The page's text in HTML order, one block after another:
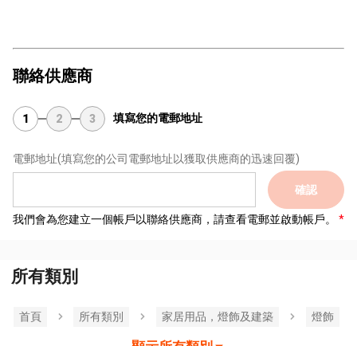
聯絡供應商
1 2 3 填寫您的電郵地址
電郵地址(填寫您的公司電郵地址以獲取供應商的迅速回覆)
確認
我們會為您建立一個帳戶以聯絡供應商，請查看電郵並啟動帳戶。
所有類別
首頁 所有類別 家居用品，燈飾及建築 燈飾